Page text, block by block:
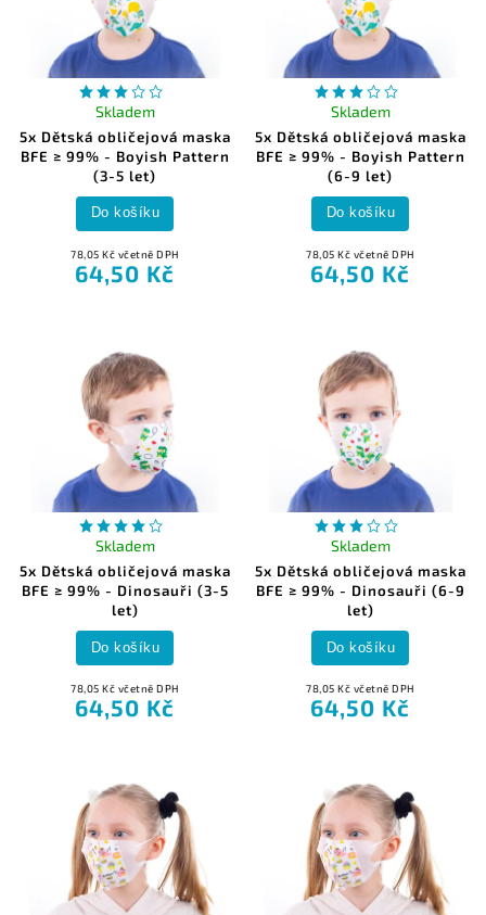
5x Dětská obličejová maska
BFE ≥ 99% - Boyish Pattern
(3-5 let)
Skladem
78,05 Kč včetně DPH
64,50 Kč
Do košíku
5x Dětská obličejová maska
BFE ≥ 99% - Boyish Pattern
(6-9 let)
Skladem
78,05 Kč včetně DPH
64,50 Kč
Do košíku
5x Dětská obličejová maska
BFE ≥ 99% - Dinosauři (3-5
let)
Skladem
78,05 Kč včetně DPH
64,50 Kč
Do košíku
5x Dětská obličejová maska
BFE ≥ 99% - Dinosauři (6-9
let)
Skladem
78,05 Kč včetně DPH
64,50 Kč
Do košíku